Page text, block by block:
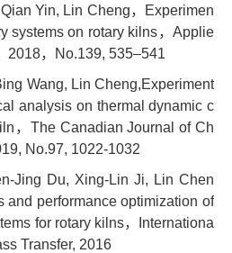
Qian Yin, Lin Cheng，Experimen
systems on rotary kilns，Applie
2018，No.139, 535–541
Wang, Lin Cheng,Experiment
analysis on thermal dynamic c
，The Canadian Journal of Ch
No.97, 1022-1032
Jing Du, Xing-Lin Ji, Lin Chen
and performance optimization of
for rotary kilns，Internationa
Transfer, 2016